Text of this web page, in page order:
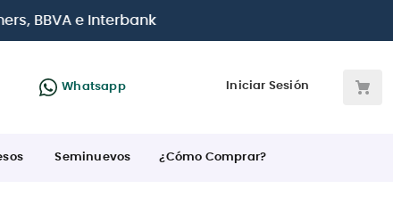
e Interbank
Whatsapp Iniciar Sesión
Seminuevos ¿Cómo Comprar?